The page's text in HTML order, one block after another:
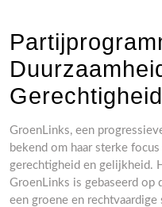
Gerechtigheid
GroenLinks, een
bekend om haar sterke
gerechtigheid en gelijkheid.
GroenLinks is gebaseerd op
een groene en